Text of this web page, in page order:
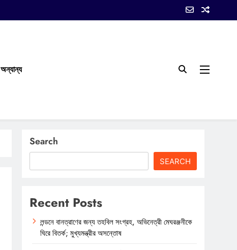
অন্যান্য
Search
SEARCH
Recent Posts
লন্ডনে বানত্রাণের জন্য তহবিল সংগ্রহ, অভিনেত্রী মেঘরঞ্জনীকে
ঘিরে বিতর্ক; মুখ্যমন্ত্রীর অসন্তোষ